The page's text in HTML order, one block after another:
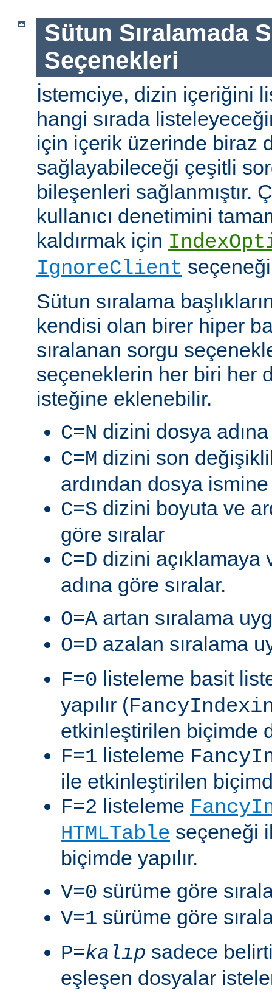
Sütun Sıralamada
Seçenekleri
İstemciye, dizin içeriğini
hangi sırada
için içerik üzerinde biraz
sağlayabileceği çeşitli
bileşenleri sağlanmıştır.
kullanıcı denetimini
kaldırmak için
IgnoreClient
Sütun sıralama
kendisi olan birer hiper
sıralanan sorgu
seçeneklerin her biri her
isteğine eklenebilir.
C=N dizini dosya
C=M dizini son
ardından dosya
C=S dizini boyuta ve
göre sıralar
C=D dizini açıklamaya
adına göre sıralar.
O=A artan sıralama
O=D azalan sıralama
F=0 listeleme basit
yapılır (
etkinleştirilen biçimde
F=1 listeleme
ile etkinleştirilen
F=2 listeleme
HTMLTable seçeneği
biçimde yapılır.
V=0 sürüme göre
V=1 sürüme göre
P=kalıp sadece
eşleşen dosyalar